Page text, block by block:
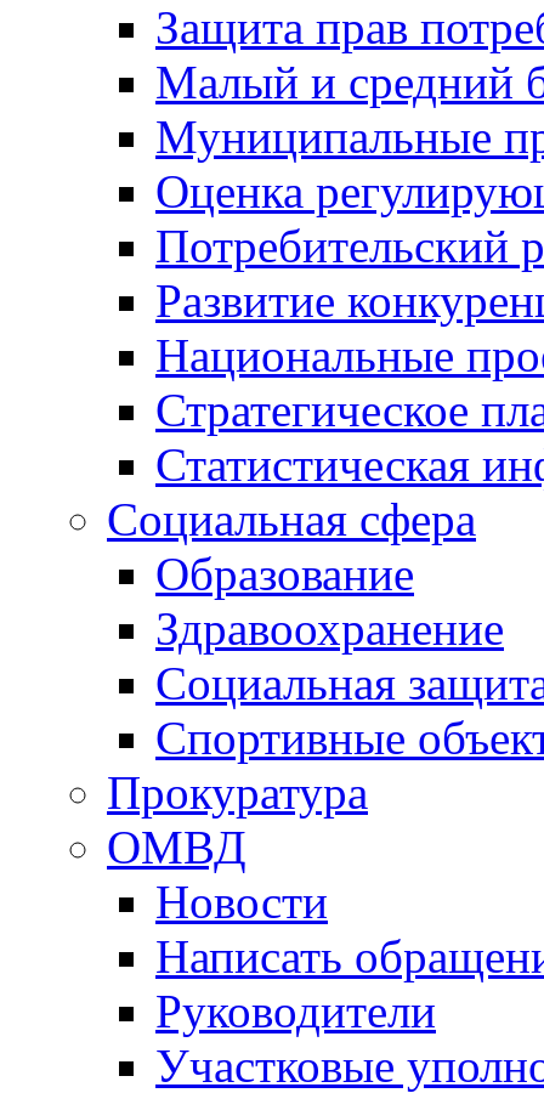
Защита прав
Малый и средний
Муниципальные
Оценка
Потребительский
Развитие
Национальные
Стратегическое
Статистическая
Социальная сфера
Образование
Здравоохранение
Социальная
Спортивные
Прокуратура
ОМВД
Новости
Написать
Руководители
Участковые